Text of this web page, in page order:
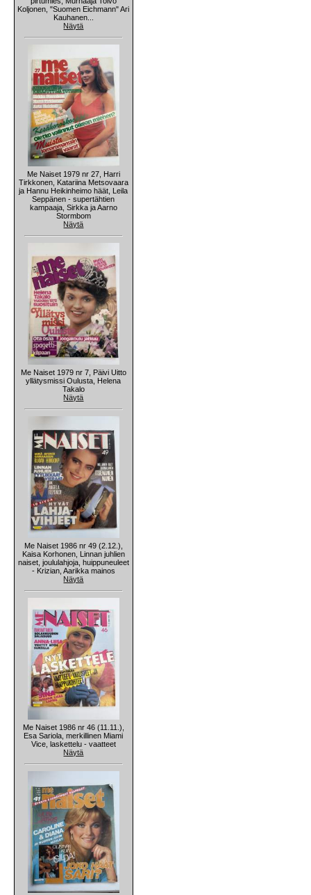
Koljonen, "Suomen Eichmann" Ari
Kauhanen...
Näytä
Me Naiset 1979 nr 27, Harri
Tirkkonen, Katariina Metsovaara
ja Hannu Heikinheimo häät, Leila
Seppänen - supertähtien
kampaaja, Sirkka ja Aarno
Stormbom
Näytä
Me Naiset 1979 nr 7, Päivi Uitto
yllätysmissi Oulusta, Helena
Takalo
Näytä
Me Naiset 1986 nr 49 (2.12.),
Kaisa Korhonen, Linnan juhlien
naiset, joululahjoja, huippuneuleet
- Krizian, Aarikka mainos
Näytä
Me Naiset 1986 nr 46 (11.11.),
Esa Sariola, merkillinen Miami
Vice, laskettelu - vaatteet
Näytä